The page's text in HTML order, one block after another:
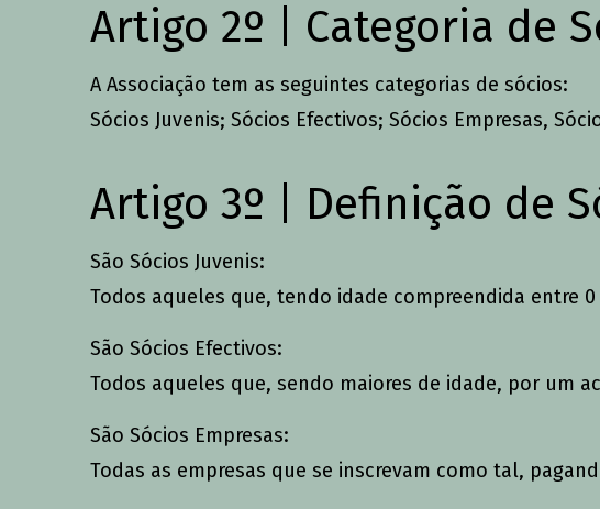
Artigo 2º | Categoria de
A Associação tem as seguintes categorias de sócios:
Sócios Juvenis; Sócios Efectivos; Sócios Empresas,
Artigo 3º | Definição de
São Sócios Juvenis:
Todos aqueles que, tendo idade compreendida entre
São Sócios Efectivos:
Todos aqueles que, sendo maiores de idade, por um
São Sócios Empresas:
Todas as empresas que se inscrevam como tal,